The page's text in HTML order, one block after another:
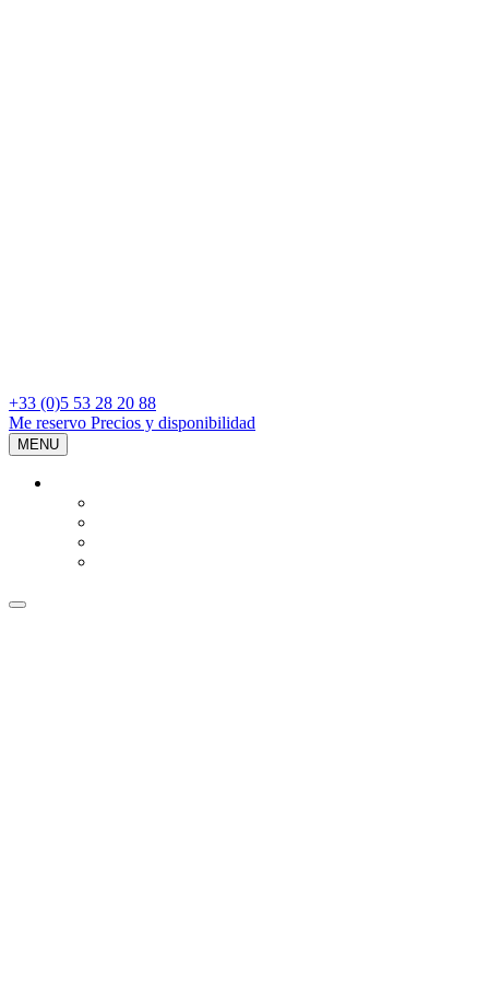
+33 (0)5 53 28 20 88
Me reservo Precios y disponibilidad
MENU